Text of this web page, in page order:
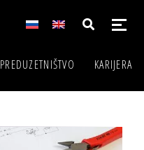
PREDUZETNIŠTVO KARIJERA